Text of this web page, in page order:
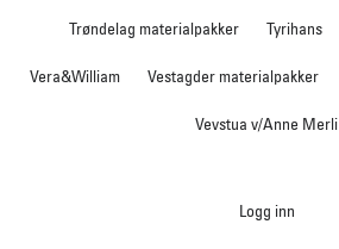
Trøndelag materialpakker Tyrihans
Vera&William Vestagder materialpakker
Vevstua v/Anne Merli
Logg inn